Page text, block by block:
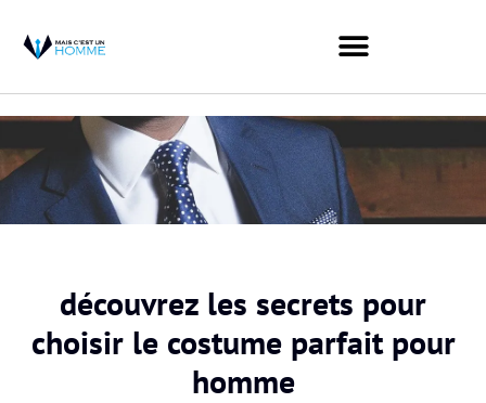
découvrez les secrets pour
choisir le costume parfait pour
homme